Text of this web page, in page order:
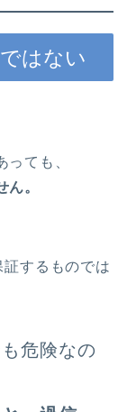
はない
ても、
。
証するものでは
危険なの